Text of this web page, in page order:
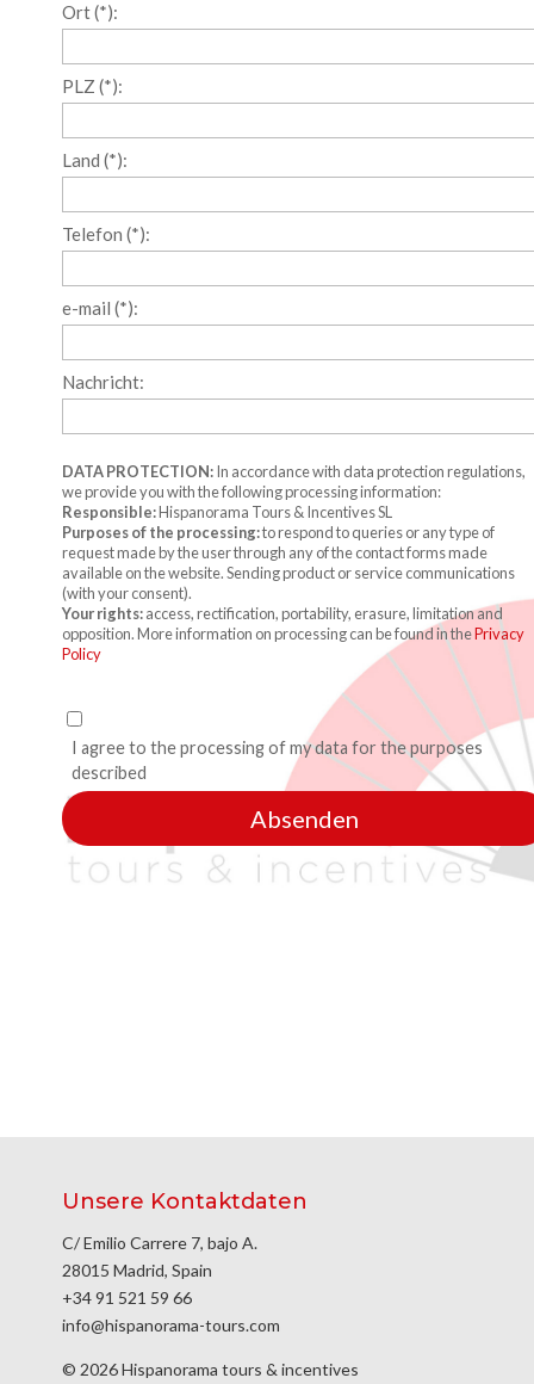
Ort (*):
PLZ (*):
Land (*):
Telefon (*):
e-mail (*):
Nachricht:
DATA PROTECTION:In accordance with data protection regulations,
we provide you with the following processing information:
Responsible:Hispanorama Tours & Incentives SL
Purposes of the processing:to respond to queries or any type of
request made by the user through any of the contact forms made
available on the website. Sending product or service communications
(with your consent).
Your rights:access, rectification, portability, erasure, limitation and
opposition. More information on processing can be found in thePrivacy
Policy
I agree to the processing of my data for the purposes
described
Absenden
Unsere Kontaktdaten
C/ Emilio Carrere 7, bajo A.
28015 Madrid, Spain
+34 91 521 59 66
info@hispanorama-tours.com
© 2026 Hispanorama tours & incentives